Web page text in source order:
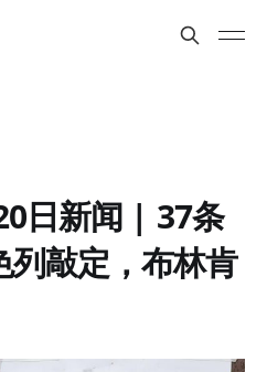
日新闻 | 37条
敲定，布林肯